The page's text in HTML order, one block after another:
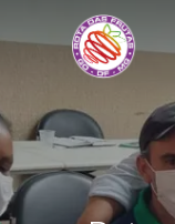
to
content